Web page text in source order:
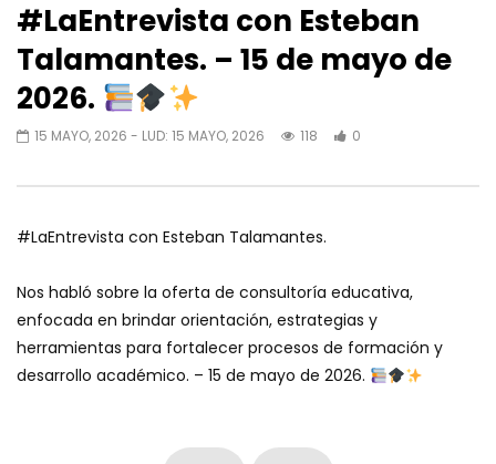
#LaEntrevista con Esteban
Talamantes. – 15 de mayo de
2026.
15 MAYO, 2026 - LUD: 15 MAYO, 2026 118 0
#LaEntrevista con Esteban Talamantes.
Nos habló sobre la oferta de consultoría educativa,
enfocada en brindar orientación, estrategias y
herramientas para fortalecer procesos de formación y
desarrollo académico. – 15 de mayo de 2026.